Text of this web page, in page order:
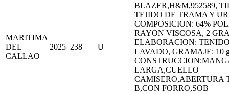
MARITIMA
DEL
CALLAO
2025 238 U
BLAZER,H&M,952589,
TEJIDO DE TRAMA Y
COMPOSICION: 64%
RAYON VISCOSA, 2
ELABORACION:
LAVADO, GRAMAJE: 10
LARGA,CUELLO
CAMISERO,ABERTURA
B,CON FORRO,SOB